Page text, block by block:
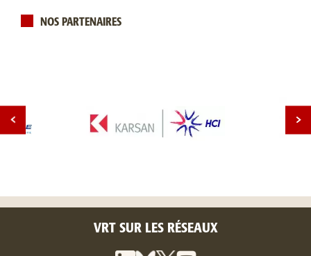
NOS PARTENAIRES
VRT SUR LES RÉSEAUX